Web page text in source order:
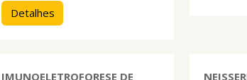
Detalhes
IMUNOELETROFORESE DE